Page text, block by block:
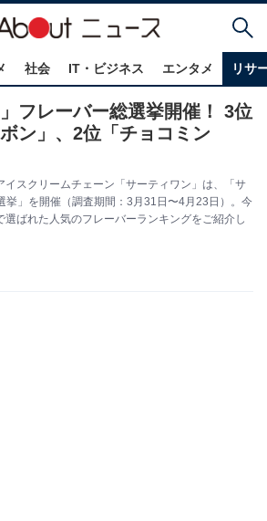
社会 IT・ビジネス エンタメ リサ
」フレーバー総選挙開催！ 3位
ン」、2位「チョコミン
イスクリームチェーン「サーティワン」は、「サ
挙」を開催（調査期間：3月31日〜4月23日）。今
選ばれた人気のフレーバーランキングをご紹介し